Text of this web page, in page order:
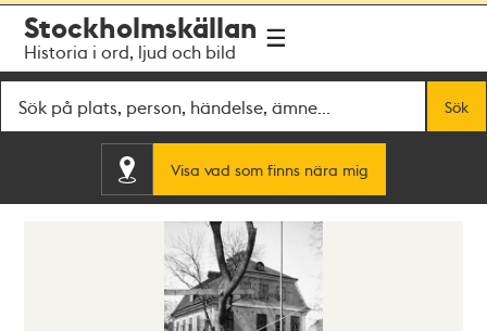
navigationen
huvudinnehållet
Stockholmskällan
Historia i ord, ljud och bild
Sök
Visa vad som finns nära mig